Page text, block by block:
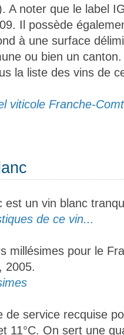
A noter que le label
Il possède
à une surface
ou bien un canton.
la liste des vins de
viticole Franche-
est un vin blanc
de ce vin...
millésimes pour le
2005.
de service recquise
11°C. On sert une